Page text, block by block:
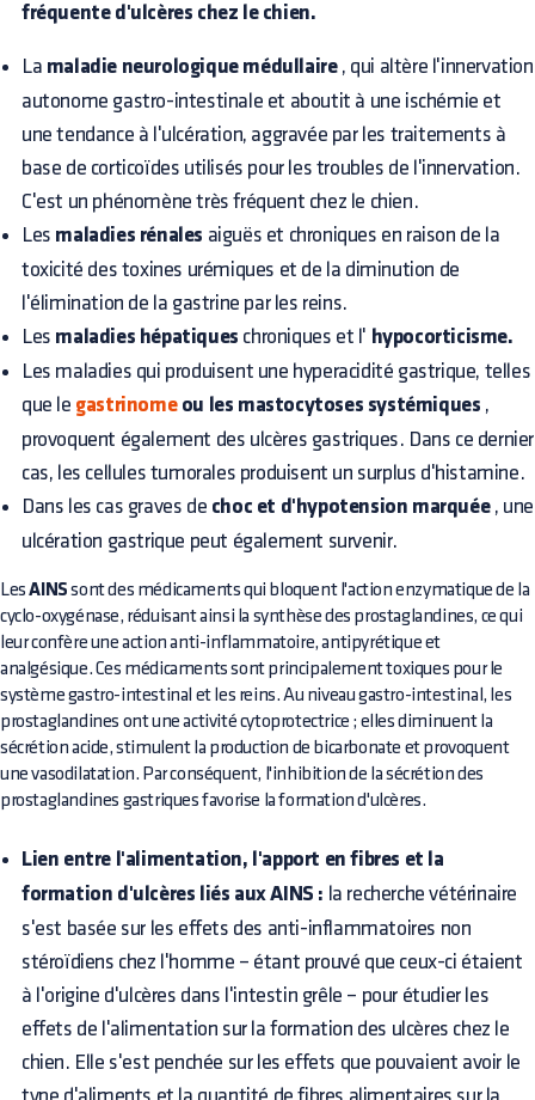
fréquente d'ulcères chez le chien.
La maladie neurologique médullaire, qui altère l'innervation
autonome gastro-intestinale et aboutit à une ischémie et
une tendance à l'ulcération, aggravée par les traitements à
base de corticoïdes utilisés pour les troubles de l'innervation.
C'est un phénomène très fréquent chez le chien.
Les maladies rénales aiguës et chroniques en raison de la
toxicité des toxines urémiques et de la diminution de
l'élimination de la gastrine par les reins.
Les maladies hépatiques chroniques et l' hypocorticisme.
Les maladies qui produisent une hyperacidité gastrique, telles
que le gastrinomeou les mastocytoses systémiques ,
provoquent également des ulcères gastriques. Dans ce dernier
cas, les cellules tumorales produisent un surplus d'histamine.
Dans les cas graves de choc et d'hypotension marquée, une
ulcération gastrique peut également survenir.
LesAINS sont des médicaments qui bloquent l'action enzymatique de la
cyclo-oxygénase, réduisant ainsi la synthèse des prostaglandines, ce qui
leur confère une action anti-inflammatoire, antipyrétique et
analgésique. Ces médicaments sont principalement toxiques pour le
système gastro-intestinal et les reins. Au niveau gastro-intestinal, les
prostaglandines ont une activité cytoprotectrice ; elles diminuent la
sécrétion acide, stimulent la production de bicarbonate et provoquent
une vasodilatation. Par conséquent, l'inhibition de la sécrétion des
prostaglandines gastriques favorise la formation d'ulcères.
Lien entre l'alimentation, l'apport en fibres et la
formation d'ulcères liés aux AINS : la recherche vétérinaire
s'est basée sur les effets des anti-inflammatoires non
stéroïdiens chez l'homme – étant prouvé que ceux-ci étaient
à l'origine d'ulcères dans l'intestin grêle – pour étudier les
effets de l'alimentation sur la formation des ulcères chez le
chien. Elle s'est penchée sur les effets que pouvaient avoir le
type d'aliments et la quantité de fibres alimentaires sur la